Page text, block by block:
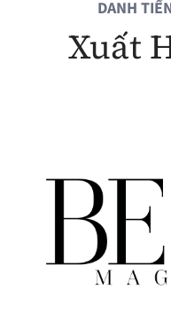
DANH
Xuất